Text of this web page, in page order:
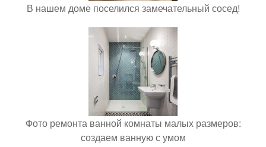
В нашем доме поселился замечательный сосед!
Фото ремонта ванной комнаты малых размеров:
создаем ванную с умом